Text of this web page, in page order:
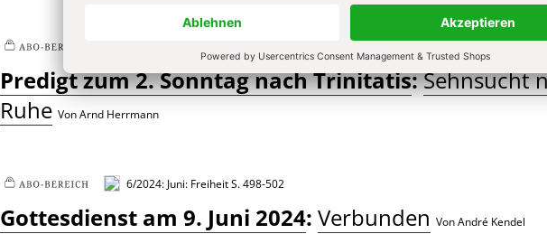
Predigt zum 2. Sonntag nach Trinitatis:Sehnsucht
Ruhe Von Arnd Herrmann
6/2024: Juni: Freiheit S. 498-502
Gottesdienst am 9. Juni 2024: Verbunden Von André Kendel